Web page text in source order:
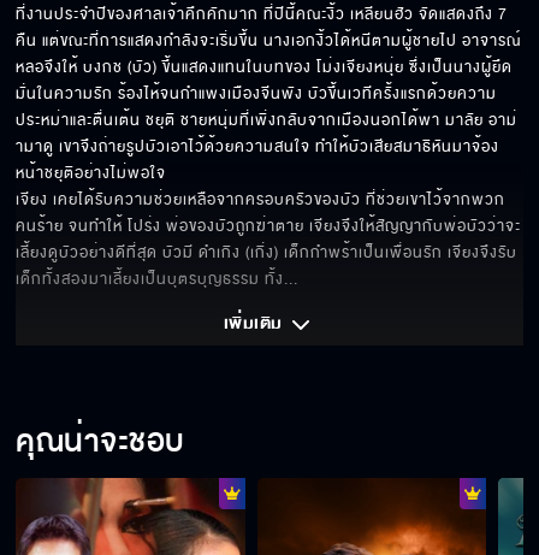
ที่งานประจำปีของศาลเจ้าคึกคักมาก ที่ปีนี้คณะงิ้ว เหลียนฮัว จัดแสดงถึง 7
คืน แต่ขณะที่การแสดงกำลังจะเริ่มขึ้น นางเอกงิ้วได้หนีตามผู้ชายไป อาจารณ์
หลอจึงให้ บงกช (บัว) ขึ้นแสดงแทนในบทของ โม่งเจียงหนุ่ย ซึ่งเป็นนางผู้ยึด
มั่นในความรัก ร้องไห้จนกำแพงเมืองจีนพัง บัวขึ้นเวทีครั้งแรกด้วยความ
ประหม่าและตื่นเต้น ชยุติ ชายหนุ่มที่เพิ่งกลับจากเมืองนอกได้พา มาลัย อาม่
ามาดู เขาจึงถ่ายรูปบัวเอาไว้ด้วยความสนใจ ทำให้บัวเสียสมาธิหันมาจ้อง
หน้าชยุติอย่างไม่พอใจ
เจียง เคยได้รับความช่วยเหลือจากครอบครัวของบัว ที่ช่วยเขาไว้จากพวก
คนร้าย จนทำให้ โปร่ง พ่อของบัวถูกฆ่าตาย เจียงจึงให้สัญญากับพ่อบัวว่าจะ
เลี้ยงดูบัวอย่างดีที่สุด บัวมี ดำเกิง (เกิ่ง) เด็กกำพร้าเป็นเพื่อนรัก เจียงจึงรับ
เด็กทั้งสองมาเลี้ยงเป็นบุตรบุญธรรม ทั้ง...
เพิ่มเติม
คุณน่าจะชอบ